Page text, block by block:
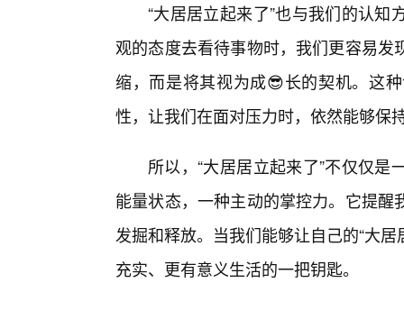
“大居居立起来了”也与我们的认
观的态度去看待事物时，我们更容易
缩，而是将其视为成😎长的契机。这
性，让我们在面对压力时，依然能够保
所以，“大居居立起来了”不仅仅
能量状态，一种主动的掌控力。它提
发掘和释放。当我们能够让自己的“大
充实、更有意义生活的一把钥匙。